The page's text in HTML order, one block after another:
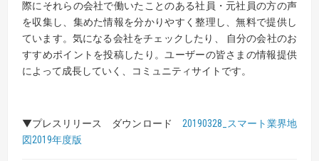
際にそれらの会社で働いたことのある社員・元社員の方の声
を収集し、集めた情報を分かりやすく整理し、無料で提供し
ています。気になる会社をチェックしたり、 自分の会社のお
すすめポイントを投稿したり。ユーザーの皆さまの情報提供
によって成長していく、コミュニティサイトです。
▼プレスリリース ダウンロード 20190328_スマート業界地
図2019年度版